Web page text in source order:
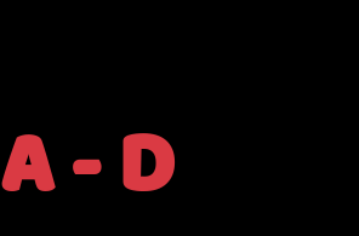
A - D